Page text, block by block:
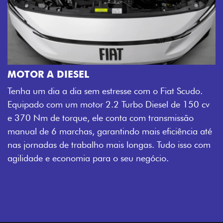
MOTOR A DIESEL
Tenha um dia a dia sem estresse com o Fiat Scudo.
Equipado com um motor 2.2 Turbo Diesel de 150 cv
e 370 Nm de torque, ele conta com transmissão
manual de 6 marchas, garantindo mais eficiência até
nas jornadas de trabalho mais longas. Tudo isso com
agilidade e economia para o seu negócio.